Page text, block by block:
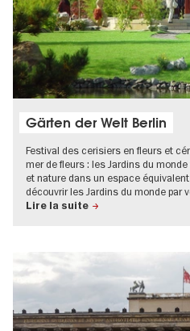
Gärten der Welt Berlin
Festival des cerisiers en fleurs et
mer de fleurs : les Jardins du
et nature dans un espace
découvrir les Jardins du monde par
Lire la suite